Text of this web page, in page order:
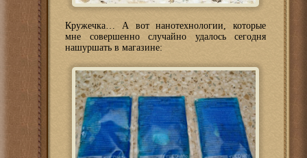
Кружечка… А вот нанотехнологии, которые
мне совершенно случайно удалось сегодня
нашуршать в магазине: